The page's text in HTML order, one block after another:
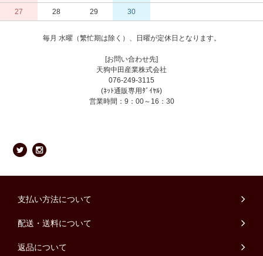
27 28 29 30
毎月 水曜（繁忙期は除く）、日曜が定休日となります。
[お問い合わせ先]
天狗中田産業株式会社
076-249-3115
(ﾈｯﾄ通販専用ﾀﾞｲﾔﾙ)
営業時間：9：00～16：30
支払い方法について
配送・送料について
返品について